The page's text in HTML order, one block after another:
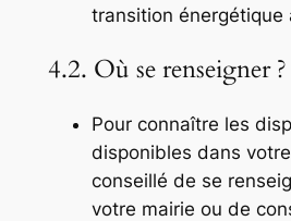
transition énergétique
4.2. Où se renseigner ?
Pour connaître les
disponibles dans
conseillé de se
votre mairie ou de